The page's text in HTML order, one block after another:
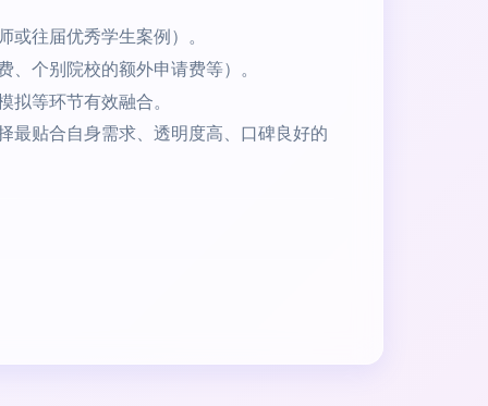
往届优秀学生案例）。
个别院校的额外申请费等）。
等环节有效融合。
最贴合自身需求、透明度高、口碑良好的